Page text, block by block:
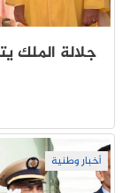
جلالة الملك
أخبار وطنية